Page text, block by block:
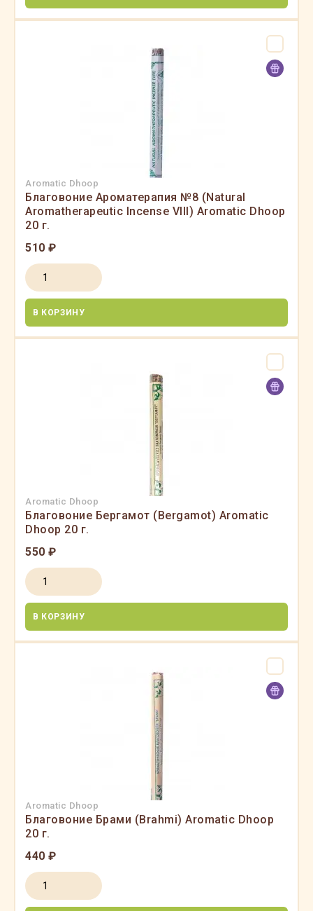
Aromatic Dhoop
Благовоние Ароматерапия №8 (Natural
Aromatherapeutic Incense VIII) Aromatic Dhoop
20 г.
510 ₽
В КОРЗИНУ
Aromatic Dhoop
Благовоние Бергамот (Bergamot) Aromatic
Dhoop 20 г.
550 ₽
В КОРЗИНУ
Aromatic Dhoop
Благовоние Брами (Brahmi) Aromatic Dhoop
20 г.
440 ₽